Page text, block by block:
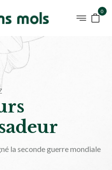
0
fruits de la
solitude
Quatre saisons à Port-Royal